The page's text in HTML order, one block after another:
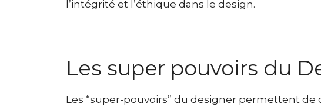
l’intégrité et l’éthique dans le design.
Les super pouvoirs du
Les “super-pouvoirs” du designer permettent